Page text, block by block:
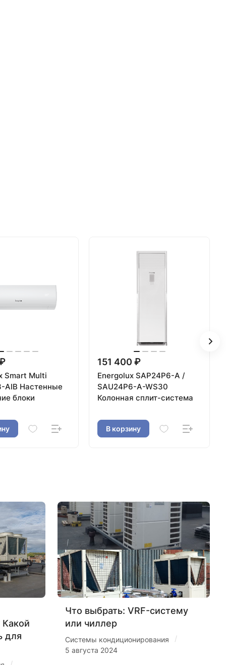
Smart Multi
AIB Настенные
блоки
151 400 ₽
Energolux SAP24P6-A /
SAU24P6-A-WS30
Колонная сплит-система
В корзину
для
Что выбрать: VRF-систему
или чиллер
Системы кондиционирования /
5 августа 2024